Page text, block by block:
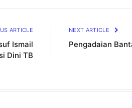
ARTICLE
Ismail
Dini TB
NEXT ARTICLE
Pengadaian